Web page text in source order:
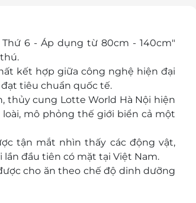
6 - Áp dụng từ 80cm - 140cm"
kết hợp giữa công nghệ hiện đại
đạt tiêu chuẩn quốc tế.
thủy cung Lotte World Hà Nội hiện
mô phỏng thế giới biển cả một
tận mắt nhìn thấy các động vật,
đầu tiên có mặt tại Việt Nam.
cho ăn theo chế độ dinh dưỡng
cung khám và thuyết trình về sức
cá ăn để hiểu hơn về đặc điểm